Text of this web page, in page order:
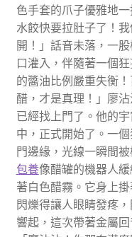
色手套的爪子優雅地
水餃快要拉肚子了！
開！」話音未落，一
口灌入，伴隨著一個
的醬油比例嚴重失衡
醋，才是真理！」廖
已經找上門了。他的
中，正式開始了。一
門邊緣，光線一瞬間
包養像醋罐的機器人
著白色醋霧。它身上
閃爍得讓人眼睛發疼
響起，這次帶著金屬